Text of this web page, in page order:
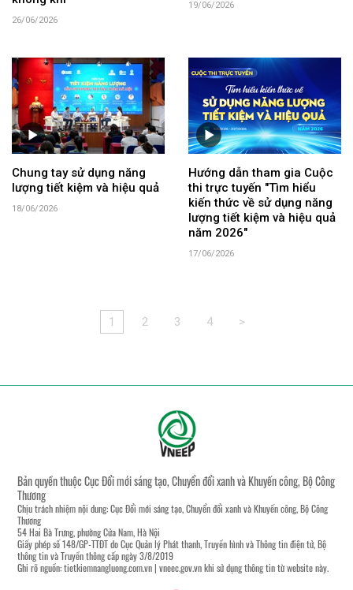
26/06/2026
19/06/2026
Chung tay sử dụng năng
lượng tiết kiệm và hiệu quả
18/06/2026
Hướng dẫn tham gia Cuộc
thi trực tuyến "Tìm hiểu
kiến thức về sử dụng năng
lượng tiết kiệm và hiệu quả
năm 2026"
17/06/2026
1 2 3 4 >
Bản quyền thuộc Cục Đổi mới sáng tạo, Chuyển đổi xanh và Khuyến công, Bộ Công
Thương
Chịu trách nhiệm nội dung: Cục Đổi mới sáng tạo, Chuyển đổi xanh và Khuyến công, Bộ Công
Thương
54 Hai Bà Trưng, phường Cửa Nam, Hà Nội
Giấy phép số 148/GP-TTĐT do Cục Quản lý Phát thanh, Truyền hình và Thông tin điện tử, Bộ
thông tin và Truyền thông cấp ngày 3/8/2019
Ghi rõ nguồn:tietkiemnangluong.com.vn| vneec.gov.vnkhi sử dụng thông tin từ website này.